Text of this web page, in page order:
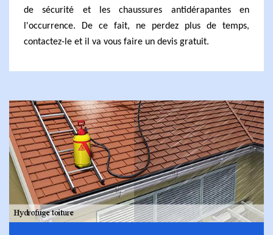
de sécurité et les chaussures antidérapantes en
l'occurrence. De ce fait, ne perdez plus de temps,
contactez-le et il va vous faire un devis gratuit.